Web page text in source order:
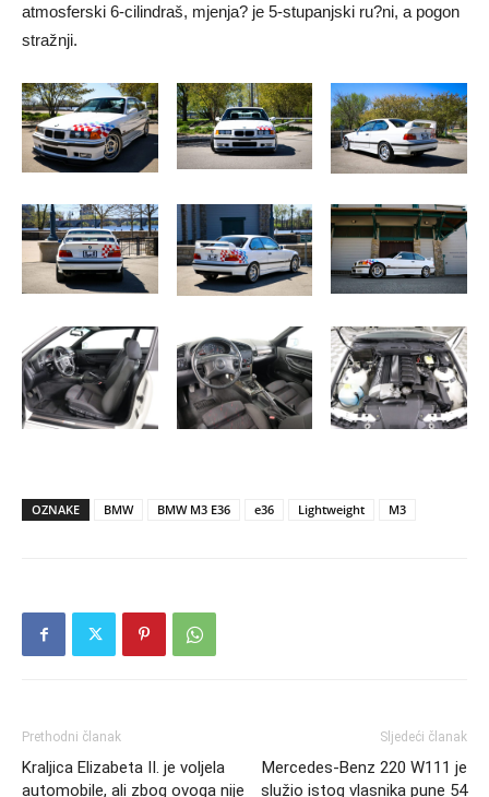
atmosferski 6-cilindraš, mjenja? je 5-stupanjski ru?ni, a pogon
stražnji.
OZNAKE BMW BMW M3 E36 e36 Lightweight M3
Prethodni članak
Kraljica Elizabeta II. je voljela
automobile, ali zbog ovoga nije
Sljedeći članak
Mercedes-Benz 220 W111 je
služio istog vlasnika pune 54